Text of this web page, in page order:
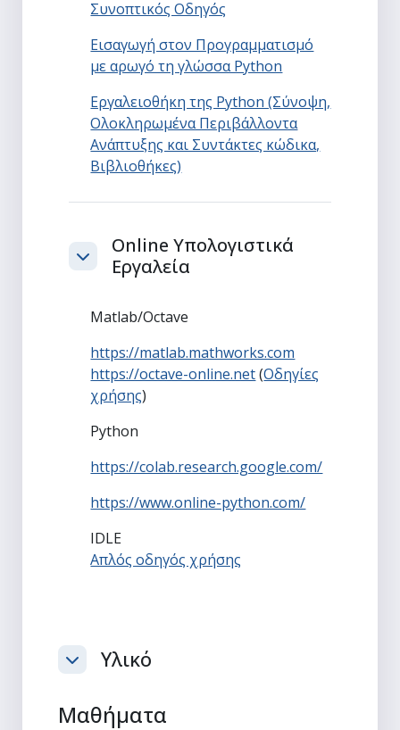
Συνοπτικός Οδηγός
Εισαγωγή στον Προγραμματισμό
με αρωγό τη γλώσσα Python
Εργαλειοθήκη της Python (Σύνοψη,
Ολοκληρωμένα Περιβάλλοντα
Ανάπτυξης και Συντάκτες κώδικα,
Βιβλιοθήκες)
Σύμπτυξη
Online Υπολογιστικά
Εργαλεία
Matlab/Octave
https://matlab.mathworks.com
https://octave-online.net(Οδηγίες
χρήσης)
Python
https://colab.research.google.com/
https://www.online-python.com/
IDLE
Απλός οδηγός χρήσης
Σύμπτυξη
Υλικό
Μαθήματα